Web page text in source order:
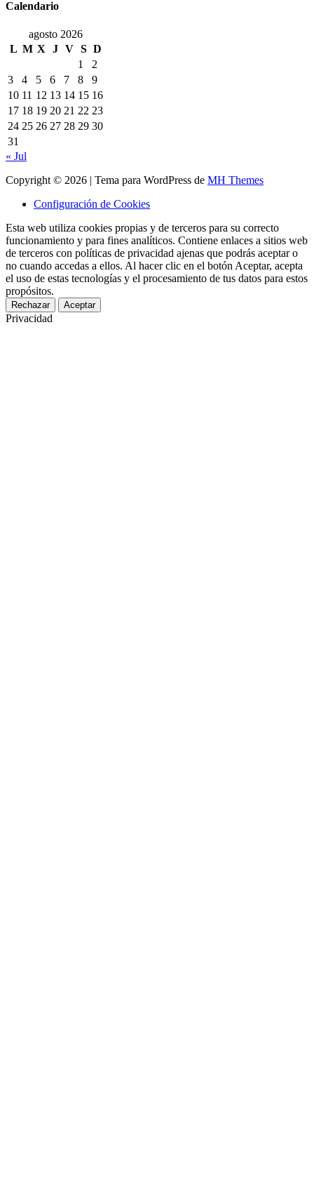
Calendario
agosto 2026
L M X J V S D
1
2
3
4 5 6 7 8
9
10 11 12 13 14 15 16
17 18 19 20 21 22 23
24 25 26 27 28 29 30
31
« Jul
Copyright © 2026 | Tema para WordPress de MH Themes
Configuración de Cookies
Esta web utiliza cookies propias y de terceros para su correcto
funcionamiento y para fines analíticos. Contiene enlaces a sitios web
de terceros con políticas de privacidad ajenas que podrás aceptar o
no cuando accedas a ellos. Al hacer clic en el botón Aceptar, acepta
el uso de estas tecnologías y el procesamiento de tus datos para estos
propósitos.
Rechazar Aceptar
Privacidad